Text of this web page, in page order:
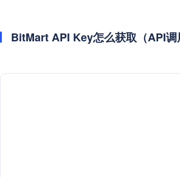
BitMart API Key怎么获取（API调